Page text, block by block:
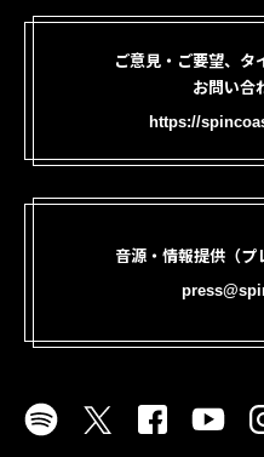
ご意見・ご要望、タ
お問い合
https://
音源・情報提供（プ